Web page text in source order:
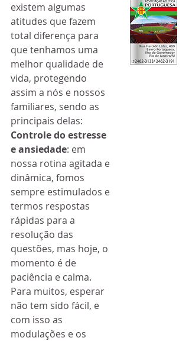
existem algumas
atitudes que fazem
total diferença para
que tenhamos uma
melhor qualidade de
vida, protegendo
assim a nós e nossos
familiares, sendo as
principais delas:
Controle do estresse
e ansiedade: em
nossa rotina agitada e
dinâmica, fomos
sempre estimulados e
termos respostas
rápidas para a
resolução das
questões, mas hoje, o
momento é de
paciência e calma.
Para muitos, esperar
não tem sido fácil, e
com isso as
modulações e os